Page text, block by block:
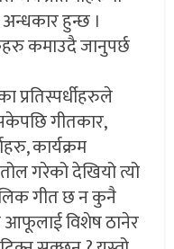
हुन्छ ।
कमाउदै जानुपर्छ
प्रतिस्पर्धीहरुले
गीतकार,
कार्यक्रम
गरेको देखियो त्यो
गीत छ न कुनै
आफूलाई विशेष ठानेर